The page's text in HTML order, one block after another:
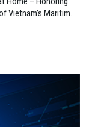
Vietnam’s Maritime